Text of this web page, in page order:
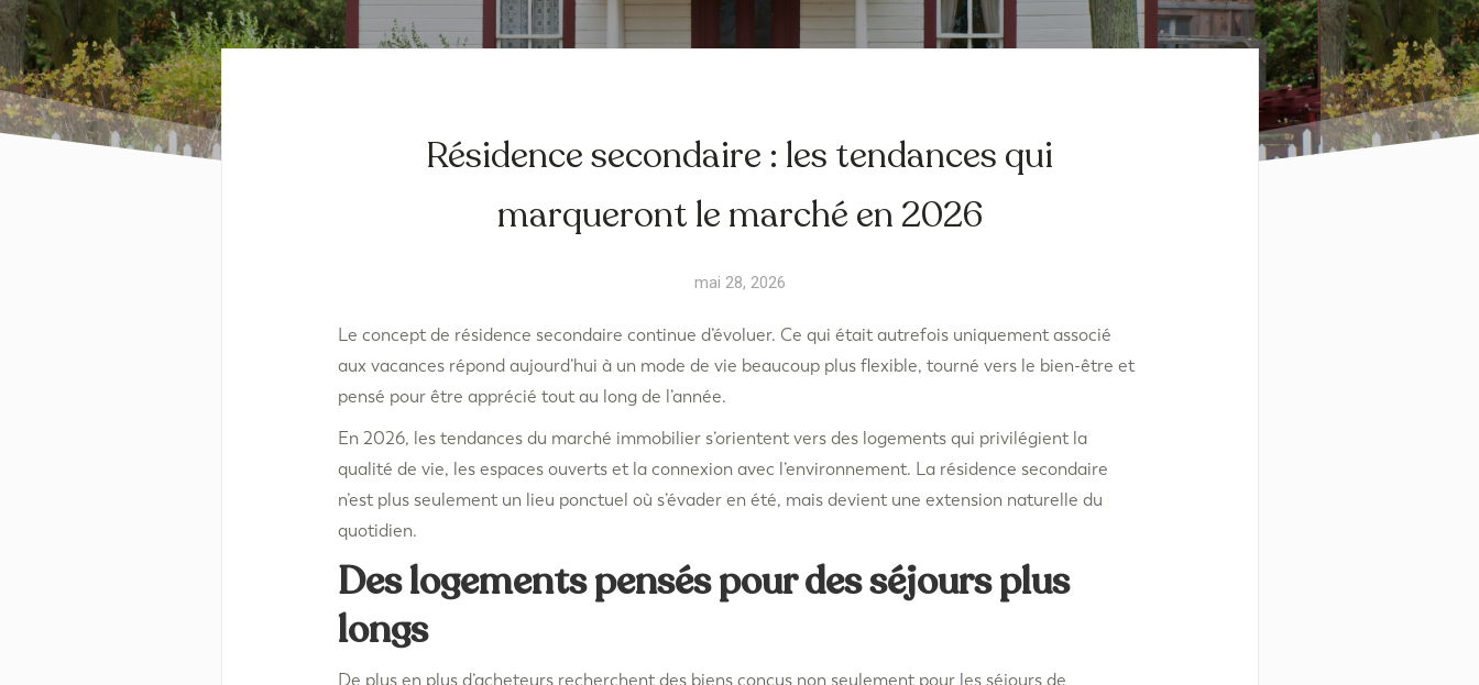
Résidence secondaire : les tendances qui
marqueront le marché en 2026
mai 28, 2026
Le concept de résidence secondaire continue d’évoluer. Ce qui était autrefois uniquement associé
aux vacances répond aujourd’hui à un mode de vie beaucoup plus flexible, tourné vers le bien-être et
pensé pour être apprécié tout au long de l’année.
En 2026, les tendances du marché immobilier s’orientent vers des logements qui privilégient la
qualité de vie, les espaces ouverts et la connexion avec l’environnement. La résidence secondaire
n’est plus seulement un lieu ponctuel où s’évader en été, mais devient une extension naturelle du
quotidien.
Des logements pensés pour des séjours plus
longs
De plus en plus d’acheteurs recherchent des biens conçus non seulement pour les séjours de